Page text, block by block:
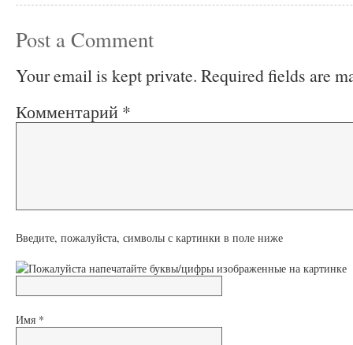
Post a Comment
Your email is kept private. Required fields are
Комментарий *
Введите, пожалуйста, символы с картинки в поле ниже
Имя *